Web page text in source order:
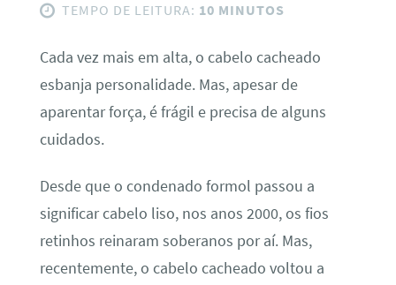
TEMPO DE LEITURA: 10 MINUTOS
Cada vez mais em alta, o cabelo cacheado
esbanja personalidade. Mas, apesar de
aparentar força, é frágil e precisa de alguns
cuidados.
Desde que o condenado formol passou a
significar cabelo liso, nos anos 2000, os fios
retinhos reinaram soberanos por aí. Mas,
recentemente, o cabelo cacheado voltou a